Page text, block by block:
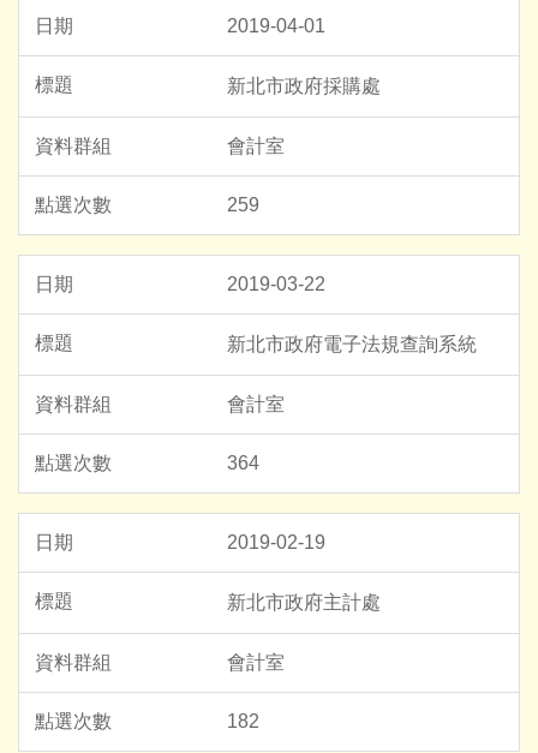
2019-04-01
新北市政府採購處
會計室
259
2019-03-22
新北市政府電子法規查詢系統
會計室
364
2019-02-19
新北市政府主計處
會計室
182